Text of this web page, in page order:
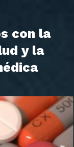
con la
y la